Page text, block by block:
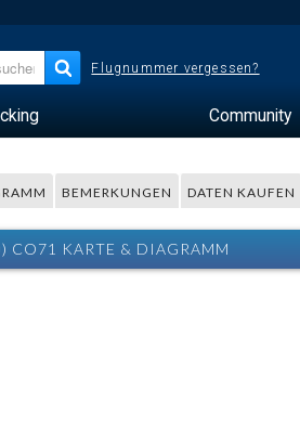
Flugnummer vergessen?
Community
BEMERKUNGEN DATEN KAUFEN
CO71 KARTE & DIAGRAMM